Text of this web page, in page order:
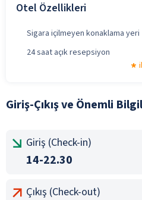
Otel Özellikleri
Sigara içilmeyen konaklama yeri
24 saat açık resepsiyon
Giriş-Çıkış ve Önemli
Giriş (Check-in)
14-22.30
Çıkış (Check-out)